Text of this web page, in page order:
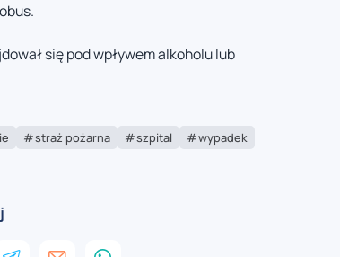
się pod wpływem alkoholu lub
straż pożarna szpital wypadek